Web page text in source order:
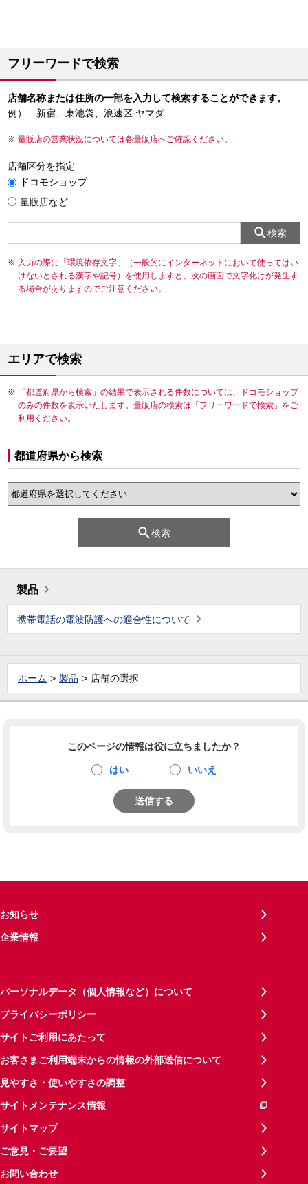
フリーワードで検索
店舗名称または住所の一部を入力して検索することができます。
例） 新宿、東池袋、浪速区 ヤマダ
量販店の営業状況については各量販店へご確認ください。
店舗区分を指定
ドコモショップ
量販店など
検索
入力の際に「環境依存文字」（一般的にインターネットにおいて使ってはい
けないとされる漢字や記号）を使用しますと、次の画面で文字化けが発生す
る場合がありますのでご注意ください。
エリアで検索
「都道府県から検索」の結果で表示される件数については、ドコモショップ
のみの件数を表示いたします。量販店の検索は「フリーワードで検索」をご
利用ください。
都道府県から検索
検索
製品
携帯電話の電波防護への適合性について
ホーム 製品 店舗の選択
このページの情報は役に立ちましたか？
はい いいえ
送信する
お知らせ
企業情報
パーソナルデータ（個人情報など）について
プライバシーポリシー
サイトご利用にあたって
お客さまご利用端末からの情報の外部送信について
見やすさ・使いやすさの調整
サイトメンテナンス情報
サイトマップ
ご意見・ご要望
お問い合わせ